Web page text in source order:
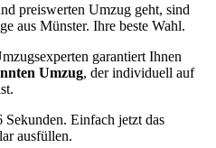
preiswerten Umzug geht, sind
aus Münster. Ihre beste Wahl.
garantiert Ihnen
Umzug, der individuell auf
Einfach jetzt das
ausfüllen.